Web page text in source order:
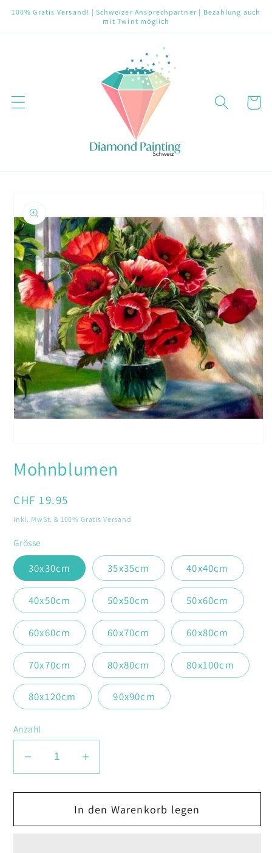
zum
100% Gratis Versand! | Schweizer Ansprechpartner | Bezahlung auch
mit Twint möglich
in
Modal
Mohnblumen
Normaler
Preis
CHF 19.95
inkl. MwSt. & 100% Gratis Versand
Grösse
30x30cm 35x35cm 40x40cm
40x50cm 50x50cm 50x60cm
60x60cm 60x70cm 60x80cm
70x70cm 80x80cm 80x100cm
80x120cm 90x90cm
Anzahl
Verringere
Menge
Mohnblumen
Erhöhe
Menge
für
Mohnblumen
In den Warenkorb legen